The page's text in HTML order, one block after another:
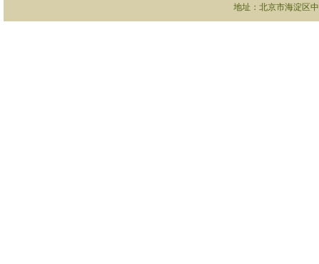
地址：北京市海淀区